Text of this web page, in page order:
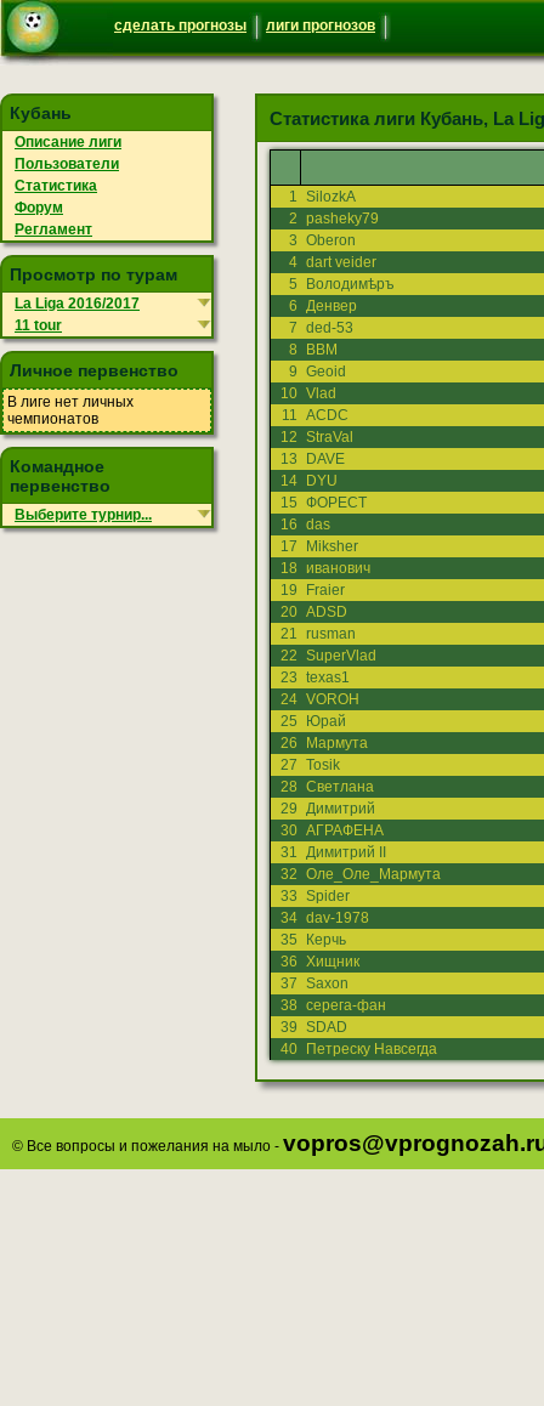
сделать прогнозы лиги прогнозов
Статистика лиги Кубань, La
1 SilozkA
2 pasheky79
3 Oberon
4 dart veider
5
Володимѣръ
6 Денвер
7 ded-53
8
ВВМ
9 Geoid
10 Vlad
11 ACDC
12 StraVal
13
DAVE
14
DYU
15 ФОРЕСТ
16 das
17
Miksher
18 иванович
19
Fraier
20 ADSD
21 rusman
22 SuperVlad
23 texas1
24 VOROH
25
Юрай
26
Мармута
27 Tosik
28 Светлана
29 Димитрий
30 АГРАФЕНА
31 Димитрий II
32 Оле_Оле_Мармута
33 Spider
34 dav-1978
35
Керчь
36 Хищник
37 Saxon
38 серега-фан
39 SDAD
40
Петреску Навсегда
Кубань
Описание лиги
Пользователи
Статистика
Форум
Регламент
Просмотр по турам
La Liga 2016/2017
11 tour
Личное первенство
В лиге нет личных
чемпионатов
Командное
первенство
Выберите турнир...
© Все вопросы и пожелания на мыло -